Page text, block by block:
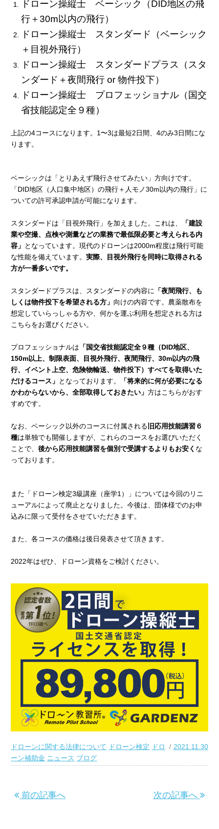
ドローン操縦士 ベーシック（DID地区の飛
行＋30m以内の飛行）
ドローン操縦士 スタンダード（ベーシック
＋目視外飛行）
ドローン操縦士 スタンダードプラス（スタ
ンダード＋夜間飛行 or 物件投下）
ドローン操縦士 プロフェッショナル（国交
省技能認定全９種）
上記の4コースになります。1〜3は最短2日間、4のみ3日間にな
ります。
ベーシックは「とりあえず飛行させてみたい」方向けです。
「DID地区（人口集中地区）の飛行＋人モノ30m以内の飛行」に
ついての許可承認申請が可能になります。
スタンダードは「目視外飛行」を加えました。これは、
「建設
業や空撮、点検や測量などの業務で最低限必要と考えられる内
容」 となっています。現代のドローンは2000m程度は飛行可能
な性能を備えています。実際、目視外飛行を同時に取得される
方が一番多いです。
スタンダードプラスは、スタンダードの内容に
「夜間飛行、も
しくは物件投下を希望される方」 向けの内容です。農薬散布を
想定していらっしゃる方や、何かを運ぶ利用を想定される方は
こちらをお選びください。
プロフェッショナルは 「国交省技能認定全９種（DID地区、
150m以上、制限表面、目視外飛行、夜間飛行、30m以内の飛
行、イベント上空、危険物輸送、物件投下）すべてを取得いた
だけるコース」 となっております。
「将来的に何が必要になる
かわからないから、全部取得しておきたい」方はこちらがおす
すめです。
なお、ベーシック以外のコースに付属される 旧応用技能講習６
種は単独でも開催しますが、これらのコースをお選びいただく
ことで、後から応用技能講習を個別で受講するよりもお安く な
っております。
また「ドローン検定3級講座（座学1）」については今回のリニ
ューアルによって廃止となりました。今後は、団体様でのお申
込みに限って受付をさせていただきます。
また、各コースの価格は後日発表させて頂きます。
2022年はぜひ、ドローン資格をご検討ください。
ドローンに関する法律について ドローン検定
ドロ
ーン補助金 ニュース ブログ
2021.11.30
前の記事へ 次の記事へ